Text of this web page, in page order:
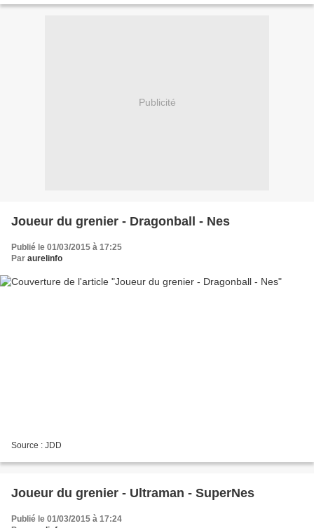
Publicité
Joueur du grenier - Dragonball - Nes
Publié le 01/03/2015 à 17:25
Par aurelinfo
Source : JDD
Joueur du grenier - Ultraman - SuperNes
Publié le 01/03/2015 à 17:24